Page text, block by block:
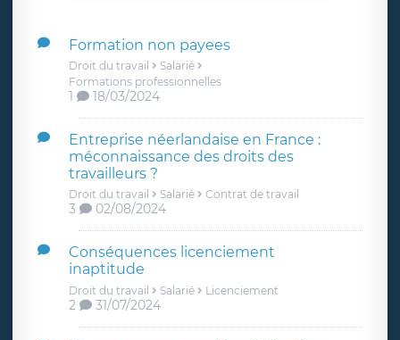
Formation non payees
Droit du travail
Salarié
Formations professionnelles
1 18/03/2024
Entreprise néerlandaise en France :
méconnaissance des droits des
travailleurs ?
Droit du travail Salarié Contrat de travail
3 02/08/2024
Conséquences licenciement
inaptitude
Droit du travail Salarié Licenciement
2 31/07/2024